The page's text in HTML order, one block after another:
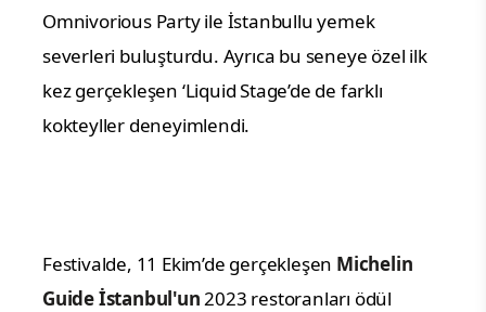
Omnivorious Partyile İstanbullu yemek
severleri buluşturdu. Ayrıca bu seneye özel ilk
kez gerçekleşen ‘Liquid Stage’de de farklı
kokteyller deneyimlendi.
Festivalde, 11 Ekim’de gerçekleşen Michelin
Guide İstanbul'un2023 restoranları ödül